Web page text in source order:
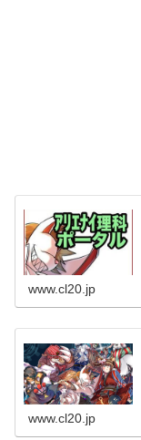
www.cl20.jp
www.cl20.jp